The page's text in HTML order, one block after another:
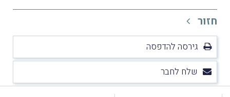
חזור
גירסה להדפסה
שלח לחבר